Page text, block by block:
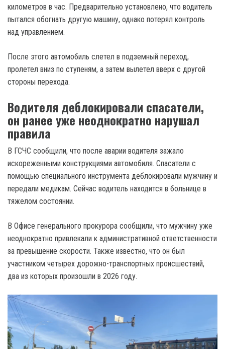
километров в час. Предварительно установлено, что водитель
пытался обогнать другую машину, однако потерял контроль
над управлением.
После этого автомобиль слетел в подземный переход,
пролетел вниз по ступеням, а затем вылетел вверх с другой
стороны перехода.
Водителя деблокировали спасатели,
он ранее уже неоднократно нарушал
правила
В ГСЧС сообщили, что после аварии водителя зажало
искореженными конструкциями автомобиля. Спасатели с
помощью специального инструмента деблокировали мужчину и
передали медикам. Сейчас водитель находится в больнице в
тяжелом состоянии.
В Офисе генерального прокурора сообщили, что мужчину уже
неоднократно привлекали к административной ответственности
за превышение скорости. Также известно, что он был
участником четырех дорожно-транспортных происшествий,
два из которых произошли в 2026 году.